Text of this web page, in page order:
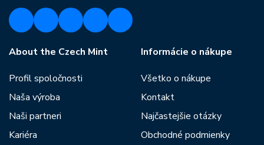
About the Czech Mint
Profil spoločnosti
Naša výroba
Naši partneri
Kariéra
Informácie o nákupe
Všetko o nákupe
Kontakt
Najčastejšie otázky
Obchodné podmienky